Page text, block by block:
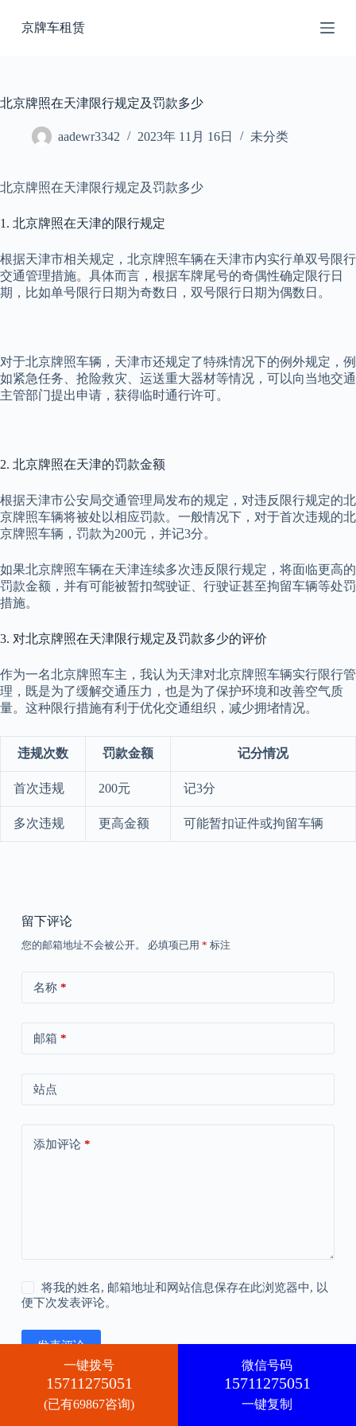
过
京牌车租赁
北京牌照在天津限行规定及罚款多少
aadewr3342 2023年 11月 16日 未分类
北京牌照在天津限行规定及罚款多少
1. 北京牌照在天津的限行规定
根据天津市相关规定，北京牌照车辆在天津市内实行单双号限行
交通管理措施。具体而言，根据车牌尾号的奇偶性确定限行日
期，比如单号限行日期为奇数日，双号限行日期为偶数日。
对于北京牌照车辆，天津市还规定了特殊情况下的例外规定，例
如紧急任务、抢险救灾、运送重大器材等情况，可以向当地交通
主管部门提出申请，获得临时通行许可。
2. 北京牌照在天津的罚款金额
根据天津市公安局交通管理局发布的规定，对违反限行规定的北
京牌照车辆将被处以相应罚款。一般情况下，对于首次违规的北
京牌照车辆，罚款为200元，并记3分。
如果北京牌照车辆在天津连续多次违反限行规定，将面临更高的
罚款金额，并有可能被暂扣驾驶证、行驶证甚至拘留车辆等处罚
措施。
3. 对北京牌照在天津限行规定及罚款多少的评价
作为一名北京牌照车主，我认为天津对北京牌照车辆实行限行管
理，既是为了缓解交通压力，也是为了保护环境和改善空气质
量。这种限行措施有利于优化交通组织，减少拥堵情况。
违规次数 罚款金额 记分情况
首次违规 200元 记3分
多次违规 更高金额 可能暂扣证件或拘留车辆
留下评论
您的邮箱地址不会被公开。 必填项已用 * 标注
名称*
邮箱 *
站点
添加评论*
将我的姓名, 邮箱地址和网站信息保存在此浏览器中, 以
便下次发表评论。
发表评论
一键拨号
15711275051
(已有69867咨询)
微信号码
15711275051
一键复制